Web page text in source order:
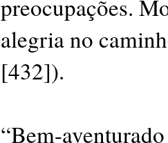
preocupações.
alegria no
[432]).
“Bem-